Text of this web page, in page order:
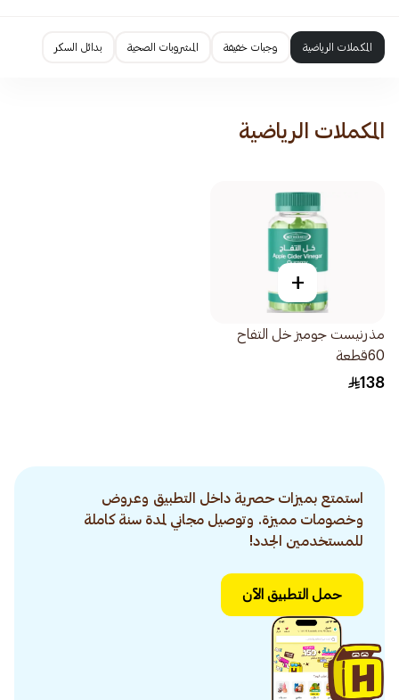
المكملات الرياضية وجبات خفيفة المشروبات الصحية بدائل السكر
المكملات الرياضية
+
مذرنيست جوميز خل التفاح
60قطعة
138
استمتع بميزات حصرية داخل التطبيق وعروض
وخصومات مميزة. وتوصيل مجاني لمدة سنة كاملة
للمستخدمين الجدد!
حمل التطبيق الآن